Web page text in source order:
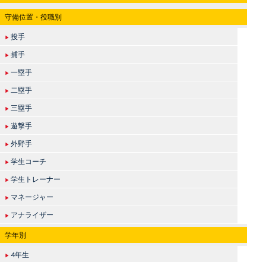
守備位置・役職別
▶ 投手
▶ 捕手
▶ 一塁手
▶ 二塁手
▶ 三塁手
▶ 遊撃手
▶ 外野手
▶ 学生コーチ
▶ 学生トレーナー
▶ マネージャー
▶ アナライザー
学年別
▶ 4年生